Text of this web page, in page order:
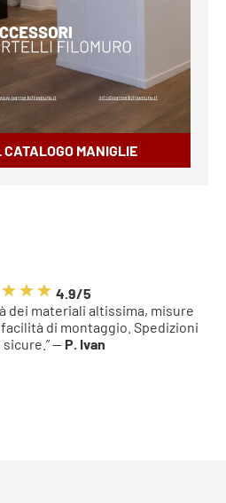
MANIGLIE
4.9/5
dei materiali altissima, misure
di montaggio. Spedizioni
— P. Ivan